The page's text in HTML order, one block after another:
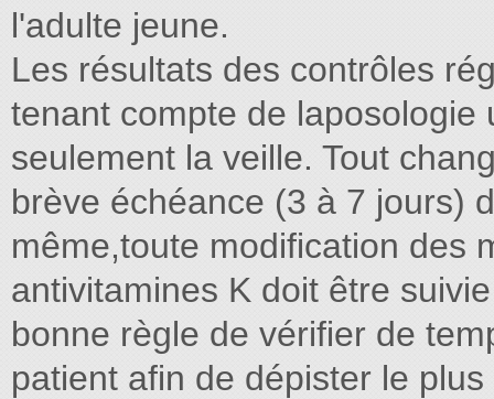
l'adulte jeune.
Les résultats des contrôles
tenant compte de
seulement la veille. Tout
brève échéance (3 à 7 jours)
même,toute modification des
antivitamines K doit être
bonne règle de vérifier de
patient afin de dépister le